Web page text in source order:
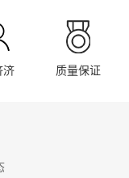
济 质量保证